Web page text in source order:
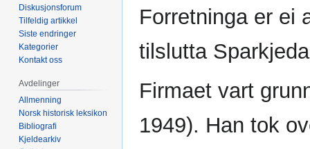
Forretninga er ei
tilslutta
Firmaet vart
1949). Han tok
Diskusjonsforum
Tilfeldig artikkel
Siste endringer
Kategorier
Kontakt oss
Avdelinger
Allmenning
Norsk historisk leksikon
Bibliografi
Kjeldearkiv